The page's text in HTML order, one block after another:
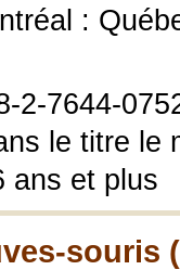
:
2-7644-
le titre le
ans et plus
souris